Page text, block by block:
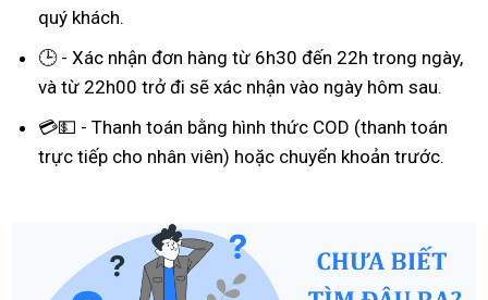
quý khách.
🕒 - Xác nhận đơn hàng từ 6h30 đến 22h trong ngày,
và từ 22h00 trở đi sẽ xác nhận vào ngày hôm sau.
💳💵 - Thanh toán bằng hình thức COD (thanh toán
trực tiếp cho nhân viên) hoặc chuyển khoản trước.